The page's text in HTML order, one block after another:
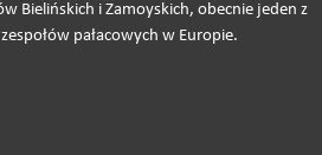
Bielińskich i Zamoyskich, obecnie jeden z
pałacowych w Europie.